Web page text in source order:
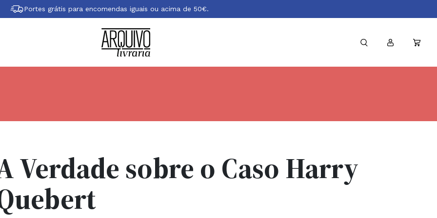
Portes grátis para encomendas iguais ou acima de 50€.
Verdade sobre o Caso Harry